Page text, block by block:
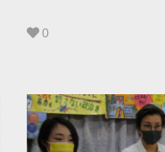
0